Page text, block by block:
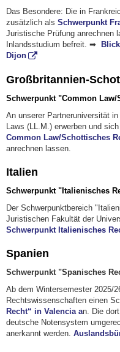
Das Besondere: Die in
zusätzlich als Schwerpunkt
Juristische Prüfung anrechnen
Inlandsstudium befreit. ➡
Dijon
Großbritannien-
Schwerpunkt "Common Law/
An unserer Partneruniversität
Laws (LL.M.) erwerben und
Common Law/Schottisches
anrechnen lassen.
Italien
Schwerpunkt "Italienisches
Der Schwerpunktbereich
Juristischen Fakultät der
Schwerpunkt Italienisches
Spanien
Schwerpunkt "Spanisches
Ab dem Wintersemester 2025/
Rechtswissenschaften einen
Recht“ in Valencia an. Die
deutsche Notensystem
anerkannt werden.